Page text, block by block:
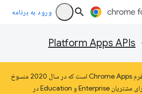
ورود به برنامه
Platform Apps APIs
این صفحه بخشی از اسناد پلتفرم Chrome Apps است که در سال 2020 منسوخ
شد. حداقل تا ژانویه 2025 برای مشتریان Enterprise و Education در